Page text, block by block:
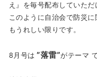
え』を毎号配布していただ
このように自治会で防災
もうれしい限りです。
8月号は ”落雷”がテーマ